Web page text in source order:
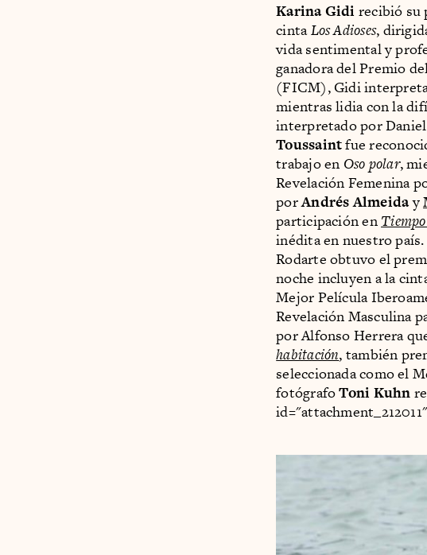
Karina Gidi recibió su
cintaLos Adioses,
vida sentimental y
ganadora del Premio
(FICM), Gidi
mientras lidia con la
interpretado por
Toussaintfue
trabajo en Oso polar,
Revelación Femenina
porAndrés Almeiday
participación en
inédita en nuestro
Rodarte obtuvo el
noche incluyen a la
Mejor Película
Revelación Masculina
por Alfonso Herrera
habitación, también
seleccionada como el
fotógrafoToni Kuhn